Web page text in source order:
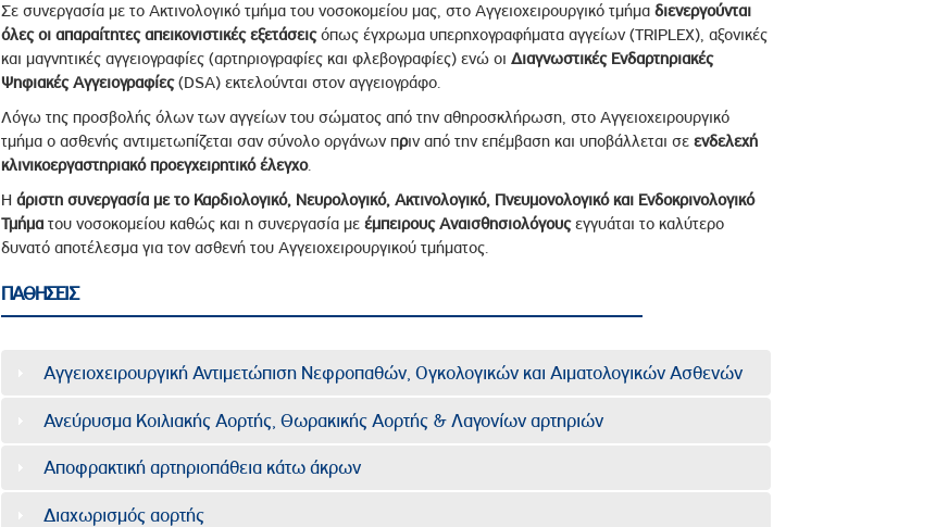
Σε συνεργασία με το Ακτινολογικό τμήμα του νοσοκομείου μας, στο Αγγειοχειρουργικό τμήμα διενεργούνται
όλες οι απαραίτητες απεικονιστικές εξετάσειςόπως έγχρωμα υπερηχογραφήματα αγγείων (TRIPLEX), αξονικές
και μαγνητικές αγγειογραφίες (αρτηριογραφίες και φλεβογραφίες) ενώ οι Διαγνωστικές Ενδαρτηριακές
Ψηφιακές Αγγειογραφίες(DSA) εκτελούνται στον αγγειογράφο.
Λόγω της προσβολής όλων των αγγείων του σώματος από την αθηροσκλήρωση, στο Αγγειοχειρουργικό
τμήμα ο ασθενής αντιμετωπίζεται σαν σύνολο οργάνων πριν από την επέμβαση και υποβάλλεται σε ενδελεχή
κλινικοεργαστηριακό προεγχειρητικό έλεγχο.
Η άριστη συνεργασία με το Καρδιολογικό, Νευρολογικό, Ακτινολογικό, Πνευμονολογικό και Ενδοκρινολογικό
Τμήμα του νοσοκομείου καθώς και η συνεργασία με έμπειρους Αναισθησιολόγουςεγγυάται το καλύτερο
δυνατό αποτέλεσμα για τον ασθενή του Αγγειοχειρουργικού τμήματος.
ΠΑΘΗΣΕΙΣ
Αγγειοχειρουργική Αντιμετώπιση Νεφροπαθών, Ογκολογικών και Αιματολογικών Ασθενών
Ανεύρυσμα Κοιλιακής Αορτής, Θωρακικής Αορτής & Λαγονίων αρτηριών
Αποφρακτική αρτηριοπάθεια κάτω άκρων
Διαχωρισμός αορτής